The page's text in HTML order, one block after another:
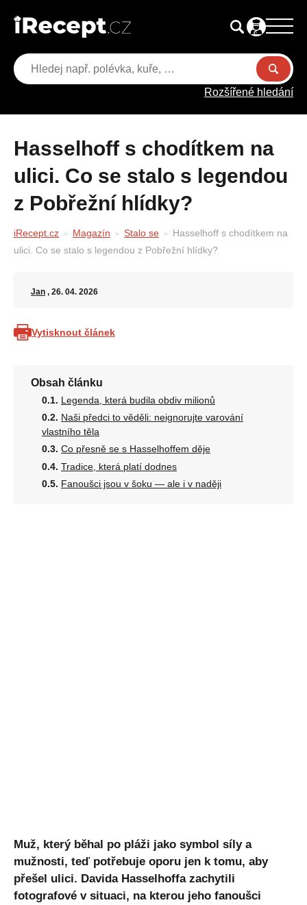
Rozšířené hledání
Hasselhoff s chodítkem na
ulici. Co se stalo s legendou
z Pobřežní hlídky?
iRecept.cz Magazín Stalo se
Hasselhoff s chodítkem na
ulici. Co se stalo s legendou z Pobřežní hlídky?
Jan , 26. 04. 2026
Vytisknout článek
Obsah článku
Legenda, která budila obdiv milionů
Naši předci to věděli: neignorujte varování
vlastního těla
Co přesně se s Hasselhoffem děje
Tradice, která platí dodnes
Fanoušci jsou v šoku — ale i v naději
Muž, který běhal po pláži jako symbol síly a
mužnosti, teď potřebuje oporu jen k tomu, aby
přešel ulici. Davida Hasselhoffa zachytili
fotografové v situaci, na kterou jeho fanoušci